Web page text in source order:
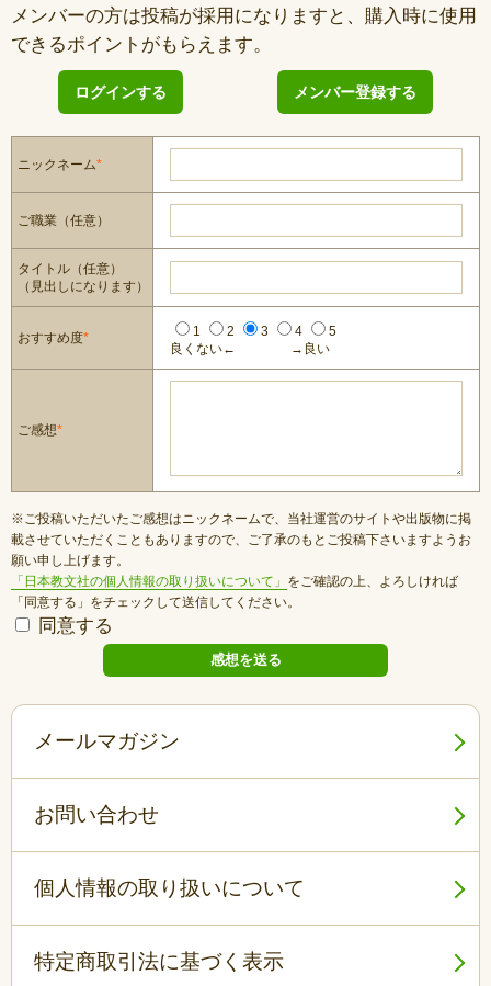
メンバーの方は投稿が採用になりますと、購入時に使用
できるポイントがもらえます。
ログインする メンバー登録する
ニックネーム*
ご職業（任意）
タイトル（任意）
（見出しになります）
おすすめ度* 1 2 3 4
5
良くない←
→良い
ご感想*
※ご投稿いただいたご感想はニックネームで、当社運営のサイトや出版物に掲
載させていただくこともありますので、ご了承のもとご投稿下さいますようお
願い申し上げます。
「日本教文社の個人情報の取り扱いについて」 をご確認の上、よろしければ
「同意する」をチェックして送信してください。
同意する
メールマガジン
お問い合わせ
個人情報の取り扱いについて
特定商取引法に基づく表示